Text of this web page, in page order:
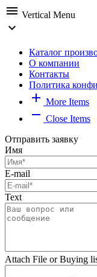
menu Vertical Menu
expand_more
Каталог
О компании
Контакты
Политика
add More Items
remove Close Items
Отправить заявку
Имя
E-mail
Text
Attach File or Buying